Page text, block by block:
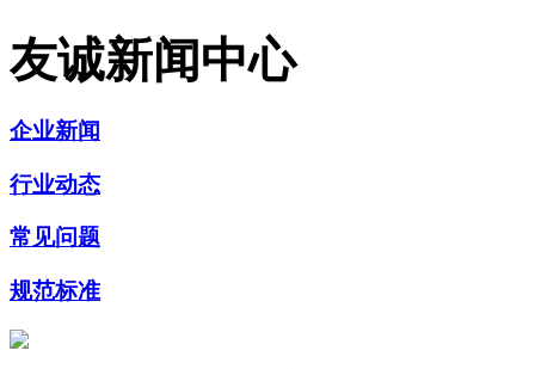
友诚新闻中心
企业新闻
行业动态
常见问题
规范标准